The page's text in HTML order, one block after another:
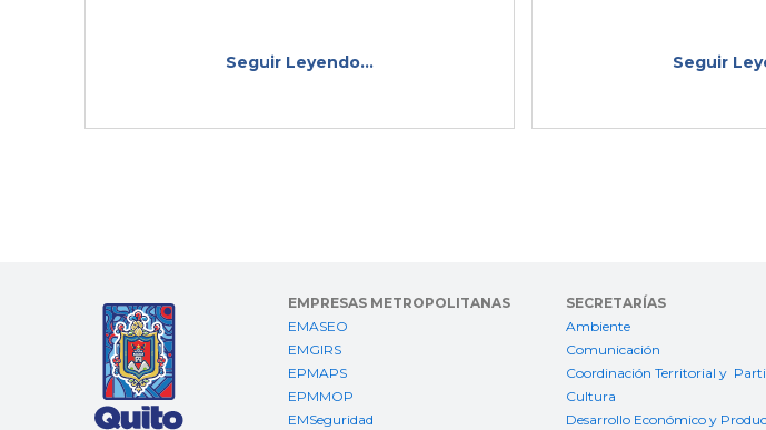
Seguir Leyendo... Seguir
EMPRESAS METROPOLITANAS
EMASEO
EMGIRS
EPMAPS
EPMMOP
EMSeguridad
SECRETARÍAS
Ambiente
Comunicación
Coordinación Territorial y
Cultura
Desarrollo Económico y